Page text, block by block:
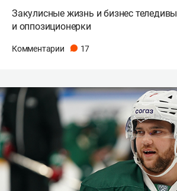
Закулисные жизнь и бизнес теледивы
и оппозиционерки
Комментарии 17